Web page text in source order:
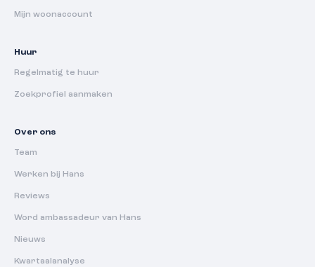
Mijn woonaccount
Huur
Regelmatig te huur
Zoekprofiel aanmaken
Over ons
Team
Werken bij Hans
Reviews
Word ambassadeur van Hans
Nieuws
Kwartaalanalyse